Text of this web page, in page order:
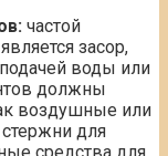
частой
засор,
воды или
должны
воздушные или
для